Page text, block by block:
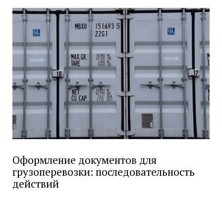
Оформление документов для
грузоперевозки: последовательность
действий